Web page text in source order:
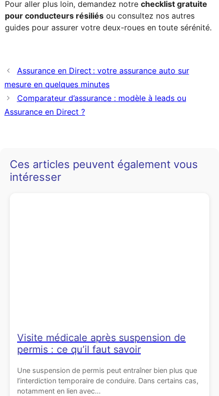
Pour aller plus loin, demandez notre checklist gratuite
pour conducteurs résiliés ou consultez nos autres
guides pour assurer votre deux-roues en toute sérénité.
Assurance en Direct : votre assurance auto sur
mesure en quelques minutes
Comparateur d’assurance : modèle à leads ou
Assurance en Direct ?
Ces articles peuvent également vous
intéresser
Visite médicale après suspension de
permis : ce qu’il faut savoir
Une suspension de permis peut entraîner bien plus que
l’interdiction temporaire de conduire. Dans certains cas,
notamment en lien avec...